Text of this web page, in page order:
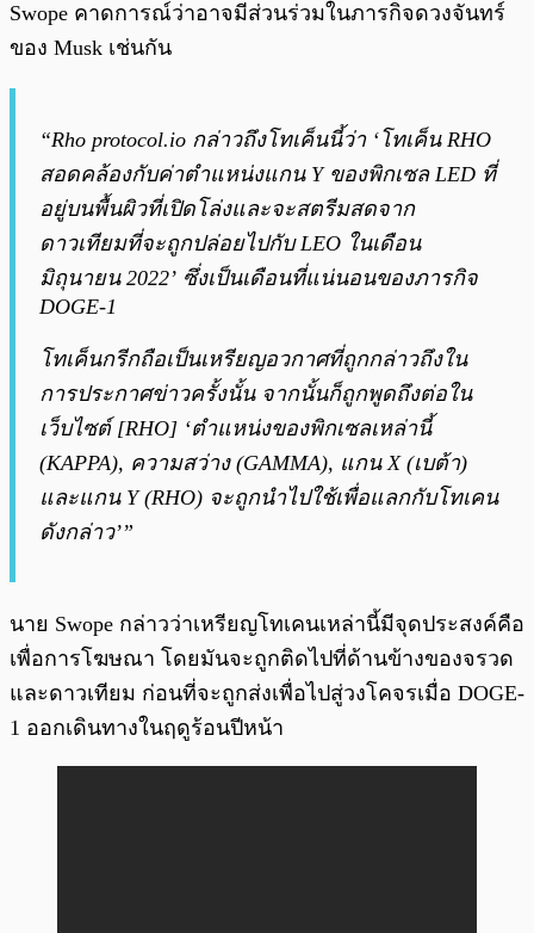
Swope คาดการณ์ว่าอาจมีส่วนร่วมในภารกิจดวงจันทร์
ของ Musk เช่นกัน
“Rho protocol.io กล่าวถึงโทเค็นนี้ว่า ‘โทเค็น RHO
สอดคล้องกับค่าตำแหน่งแกน Y ของพิกเซล LED ที่
อยู่บนพื้นผิวที่เปิดโล่งและจะสตรีมสดจาก
ดาวเทียมที่จะถูกปล่อยไปกับ LEO ในเดือน
มิถุนายน 2022’ ซึ่งเป็นเดือนที่แน่นอนของภารกิจ
DOGE-1
โทเค็นกรีกถือเป็นเหรียญอวกาศที่ถูกกล่าวถึงใน
การประกาศข่าวครั้งนั้น จากนั้นก็ถูกพูดถึงต่อใน
เว็บไซต์ [RHO] ‘ตำแหน่งของพิกเซลเหล่านี้
(KAPPA), ความสว่าง (GAMMA), แกน X (เบต้า)
และแกน Y (RHO) จะถูกนำไปใช้เพื่อแลกกับโทเคน
ดังกล่าว’”
นาย Swope กล่าวว่าเหรียญโทเคนเหล่านี้มีจุดประสงค์คือ
เพื่อการโฆษณา โดยมันจะถูกติดไปที่ด้านข้างของจรวด
และดาวเทียม ก่อนที่จะถูกส่งเพื่อไปสู่วงโคจรเมื่อ DOGE-
1 ออกเดินทางในฤดูร้อนปีหน้า